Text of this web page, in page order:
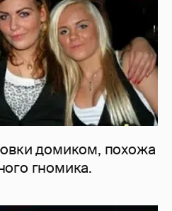
домиком, похожа
гномика.